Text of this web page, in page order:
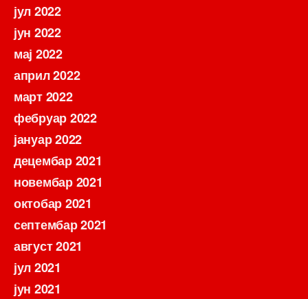
јул 2022
јун 2022
мај 2022
април 2022
март 2022
фебруар 2022
јануар 2022
децембар 2021
новембар 2021
октобар 2021
септембар 2021
август 2021
јул 2021
јун 2021